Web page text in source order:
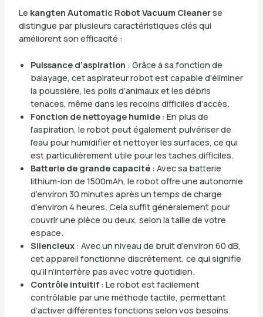
Le kangten Automatic Robot Vacuum Cleanerse
distingue par plusieurs caractéristiques clés qui
améliorent son efficacité :
Puissance d’aspiration : Grâce à sa fonction de
balayage, cet aspirateur robot est capable d’éliminer
la poussière, les poils d’animaux et les débris
tenaces, même dans les recoins difficiles d’accès.
Fonction de nettoyage humide: En plus de
l’aspiration, le robot peut également pulvériser de
l’eau pour humidifier et nettoyer les surfaces, ce qui
est particulièrement utile pour les taches difficiles.
Batterie de grande capacité: Avec sa batterie
lithium-ion de 1500mAh, le robot offre une autonomie
d’environ 30 minutes après un temps de charge
d’environ 4 heures. Cela suffit généralement pour
couvrir une pièce ou deux, selon la taille de votre
espace.
Silencieux: Avec un niveau de bruit d’environ 60 dB,
cet appareil fonctionne discrètement, ce qui signifie
qu’il n’interfère pas avec votre quotidien.
Contrôle intuitif: Le robot est facilement
contrôlable par une méthode tactile, permettant
d’activer différentes fonctions selon vos besoins.